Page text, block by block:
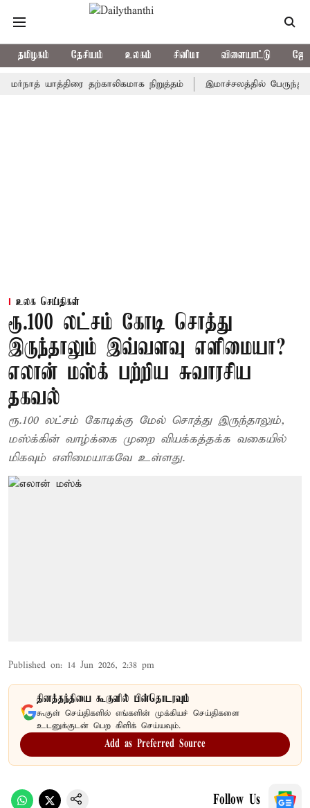
தமிழகம் தேசியம் உலகம் சினிமா விளையாட்டு
யாத்திரை தற்காலிகமாக நிறுத்தம் இமாச்சலத்தில் பேருந்து
உலக செய்திகள்
ரூ.100 லட்சம் கோடி சொத்து
இருந்தாலும் இவ்வளவு எளிமையா?
எலான் மஸ்க் பற்றிய சுவாரசிய
தகவல்
ரூ.100 லட்சம் கோடிக்கு மேல் சொத்து இருந்தாலும்,
மஸ்க்கின் வாழ்க்கை முறை வியக்கத்தக்க வகையில்
மிகவும் எளிமையாகவே உள்ளது.
Published on: 14 Jun 2026, 2:38 pm
தினத்தந்தியை கூகுளில் பின்தொடரவும்
கூகுள் செய்திகளில் எங்களின் முக்கியச் செய்திகளை
உடனுக்குடன் பெற கிளிக் செய்யவும்.
Add as Preferred Source
Follow Us